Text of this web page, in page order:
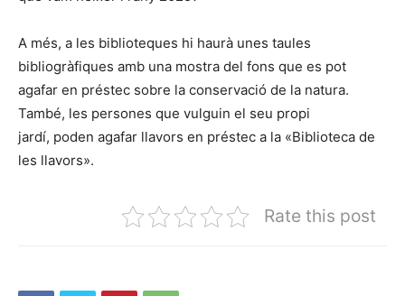
A més, a les biblioteques hi haurà unes taules
bibliogràfiques amb una mostra del fons que es pot
agafar en préstec sobre la conservació de la natura.
També, les persones que vulguin el seu propi
jardí, poden agafar llavors en préstec a la «Biblioteca de
les llavors».
Rate this post